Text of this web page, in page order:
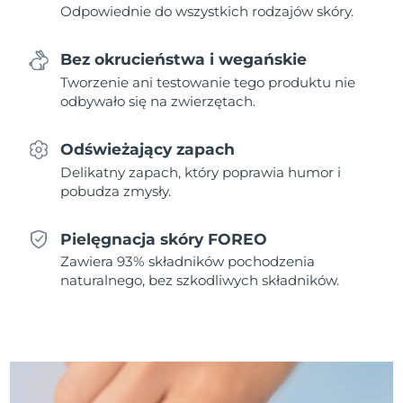
Odpowiednie do wszystkich rodzajów skóry.
Bez okrucieństwa i wegańskie
Tworzenie ani testowanie tego produktu nie
odbywało się na zwierzętach.
Odświeżający zapach
Delikatny zapach, który poprawia humor i
pobudza zmysły.
Pielęgnacja skóry FOREO
Zawiera 93% składników pochodzenia
naturalnego, bez szkodliwych składników.
Nowa Zelandia
Oczekiwany czas dostawy
Norwegia
Oczekiwany czas dostawy
Filipiny
Portugalia
Oczekiwany czas dostawy